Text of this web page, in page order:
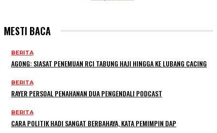
MESTI BACA
BERITA
AGONG: SIASAT PENEMUAN RCI TABUNG HAJI HINGGA KE LUBANG CACING
BERITA
RAYER PERSOAL PENAHANAN DUA PENGENDALI PODCAST
BERITA
CARA POLITIK HADI SANGAT BERBAHAYA, KATA PEMIMPIN DAP